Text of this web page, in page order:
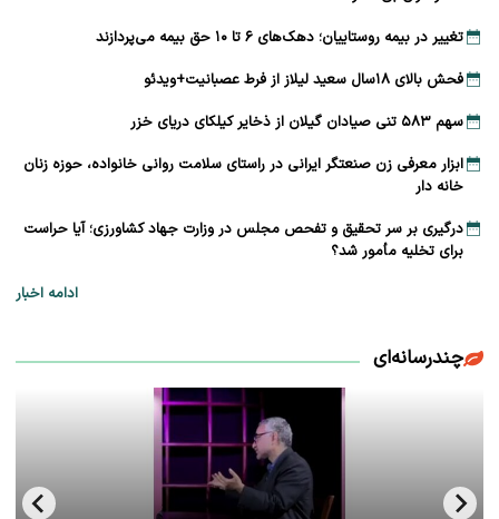
تغییر در بیمه روستاییان؛ دهک‌های ۶ تا ۱۰ حق بیمه می‌پردازند
فحش بالای ۱۸سال سعید لیلاز از فرط عصبانیت+ویدئو
سهم ۵۸۳ تنی صیادان گیلان از ذخایر کیلکای دریای خزر
ابزار معرفی زن صنعتگر ایرانی در راستای سلامت روانی خانواده، حوزه زنان
خانه دار
درگیری بر سر تحقیق و تفحص مجلس در وزارت جهاد کشاورزی؛ آیا حراست
برای تخلیه مأمور شد؟
ادامه اخبار
چندرسانه‌ای